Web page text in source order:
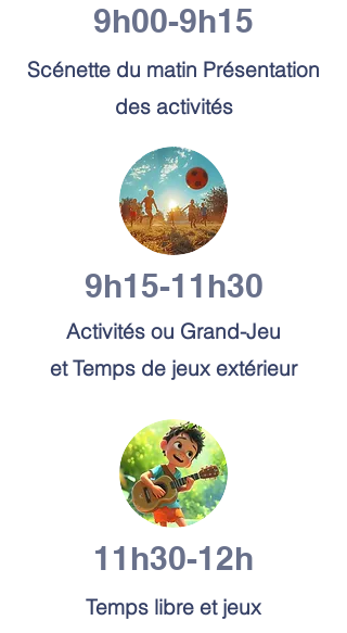
9h00-9h15
Scénette du matin Présentation
des activités
9h15-11h30
Activités ou Grand-Jeu
et Temps de jeux extérieur
11h30-12h
Temps libre et jeux